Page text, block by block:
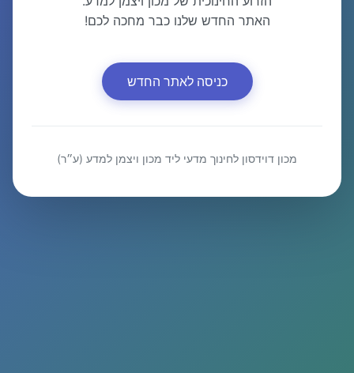
האתר החדש שלנו כבר מחכה לכם!
כניסה לאתר החדש
מכון דוידסון לחינוך מדעי ליד מכון ויצמן למדע (ע״ר)